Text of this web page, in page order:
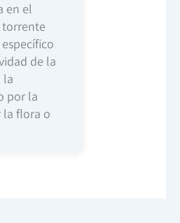
en el
torrente
de la
la
por la
la flora o